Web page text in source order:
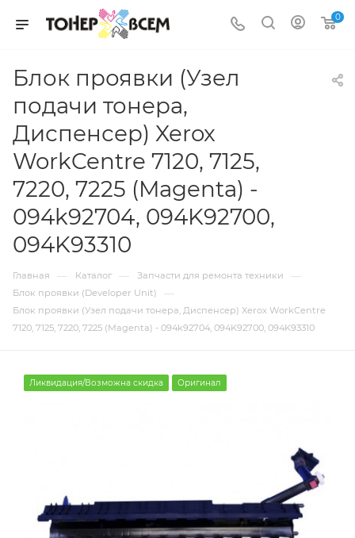
0
Блок проявки (Узел
подачи тонера,
Диспенсер) Xerox
WorkCentre 7120, 7125,
7220, 7225 (Magenta) -
094k92704, 094K92700,
094K93310
Главная — Каталог — Запчасти для ремонта техники —
Блок проявки (Developer Unit) —
Блок проявки (Узел подачи тонера, Диспенсер) Xerox WorkCentre
7120, 7125, 7220, 7225 (Magenta) - 094k92704, 094K92700, 094K93310
Ликвидация/Возможна скидка Оригинал